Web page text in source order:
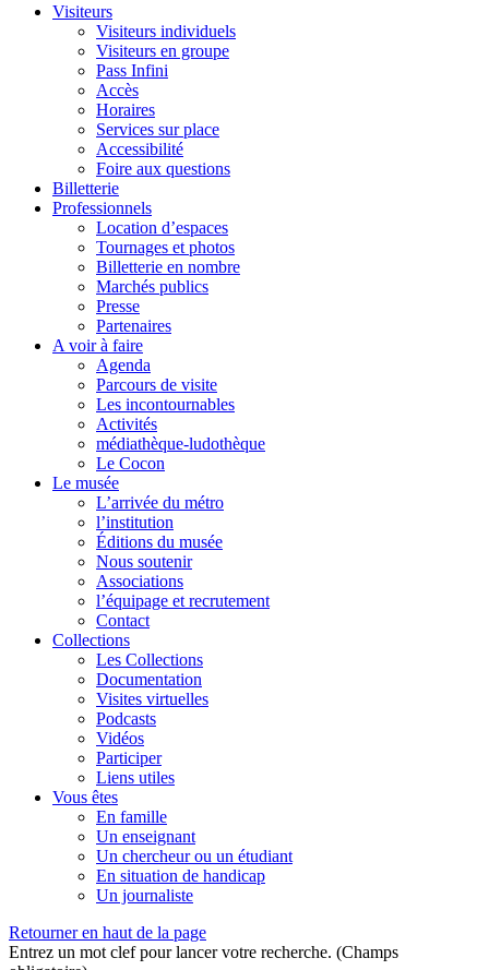
Visiteurs
Visiteurs individuels
Visiteurs en groupe
Pass Infini
Accès
Horaires
Services sur place
Accessibilité
Foire aux questions
Billetterie
Professionnels
Location d’espaces
Tournages et photos
Billetterie en nombre
Marchés publics
Presse
Partenaires
A voir à faire
Agenda
Parcours de visite
Les incontournables
Activités
médiathèque-ludothèque
Le Cocon
Le musée
L’arrivée du métro
l’institution
Éditions du musée
Nous soutenir
Associations
l’équipage et recrutement
Contact
Collections
Les Collections
Documentation
Visites virtuelles
Podcasts
Vidéos
Participer
Liens utiles
Vous êtes
En famille
Un enseignant
Un chercheur ou un étudiant
En situation de handicap
Un journaliste
Retourner en haut de la page
Entrez un mot clef pour lancer votre recherche. (Champs